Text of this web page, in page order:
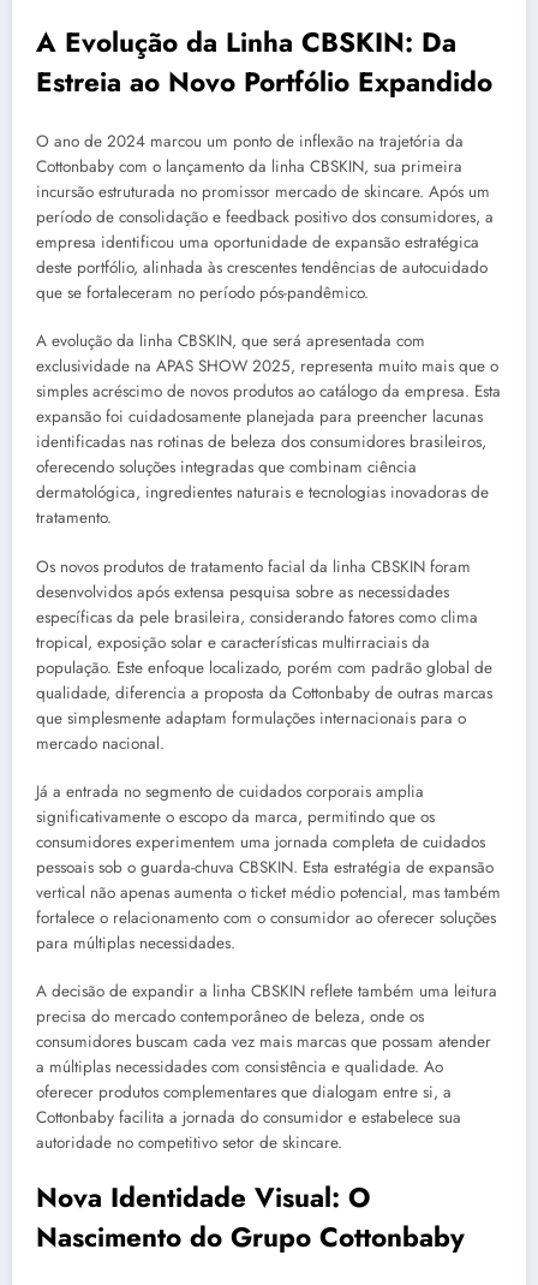
A Evolução da Linha CBSKIN: Da
Estreia ao Novo Portfólio Expandido
O ano de 2024 marcou um ponto de inflexão na trajetória da
Cottonbaby com o lançamento da linha CBSKIN, sua primeira
incursão estruturada no promissor mercado de skincare. Após um
período de consolidação e feedback positivo dos consumidores, a
empresa identificou uma oportunidade de expansão estratégica
deste portfólio, alinhada às crescentes tendências de autocuidado
que se fortaleceram no período pós-pandêmico.
A evolução da linha CBSKIN, que será apresentada com
exclusividade na APAS SHOW 2025, representa muito mais que o
simples acréscimo de novos produtos ao catálogo da empresa. Esta
expansão foi cuidadosamente planejada para preencher lacunas
identificadas nas rotinas de beleza dos consumidores brasileiros,
oferecendo soluções integradas que combinam ciência
dermatológica, ingredientes naturais e tecnologias inovadoras de
tratamento.
Os novos produtos de tratamento facial da linha CBSKIN foram
desenvolvidos após extensa pesquisa sobre as necessidades
específicas da pele brasileira, considerando fatores como clima
tropical, exposição solar e características multirraciais da
população. Este enfoque localizado, porém com padrão global de
qualidade, diferencia a proposta da Cottonbaby de outras marcas
que simplesmente adaptam formulações internacionais para o
mercado nacional.
Já a entrada no segmento de cuidados corporais amplia
significativamente o escopo da marca, permitindo que os
consumidores experimentem uma jornada completa de cuidados
pessoais sob o guarda-chuva CBSKIN. Esta estratégia de expansão
vertical não apenas aumenta o ticket médio potencial, mas também
fortalece o relacionamento com o consumidor ao oferecer soluções
para múltiplas necessidades.
A decisão de expandir a linha CBSKIN reflete também uma leitura
precisa do mercado contemporâneo de beleza, onde os
consumidores buscam cada vez mais marcas que possam atender
a múltiplas necessidades com consistência e qualidade. Ao
oferecer produtos complementares que dialogam entre si, a
Cottonbaby facilita a jornada do consumidor e estabelece sua
autoridade no competitivo setor de skincare.
Nova Identidade Visual: O
Nascimento do Grupo Cottonbaby